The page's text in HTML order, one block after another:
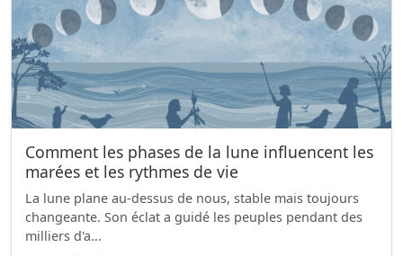
Comment les phases de la lune influencent les
marées et les rythmes de vie
La lune plane au-dessus de nous, stable mais toujours
changeante. Son éclat a guidé les peuples pendant des
milliers d'a...